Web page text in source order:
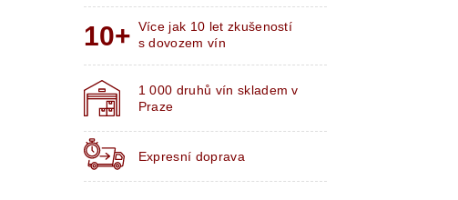
Více jak 10 let zkušeností
s dovozem vín
1 000 druhů vín skladem v
Praze
Expresní doprava